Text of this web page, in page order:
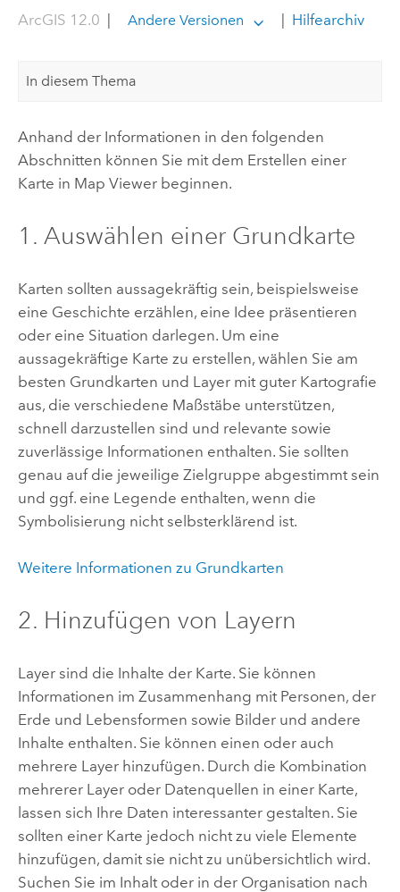
ArcGIS 12.0 Andere Versionen Hilfearchiv
In diesem Thema
Anhand der Informationen in den folgenden
Abschnitten können Sie mit dem Erstellen einer
Karte in Map Viewerbeginnen.
1. Auswählen einer Grundkarte
Karten sollten aussagekräftig sein, beispielsweise
eine Geschichte erzählen, eine Idee präsentieren
oder eine Situation darlegen. Um eine
aussagekräftige Karte zu erstellen, wählen Sie am
besten Grundkarten und Layer mit guter Kartografie
aus, die verschiedene Maßstäbe unterstützen,
schnell darzustellen sind und relevante sowie
zuverlässige Informationen enthalten. Sie sollten
genau auf die jeweilige Zielgruppe abgestimmt sein
und ggf. eine Legende enthalten, wenn die
Symbolisierung nicht selbsterklärend ist.
Weitere Informationen zu Grundkarten
2. Hinzufügen von Layern
Layer sind die Inhalte der Karte. Sie können
Informationen im Zusammenhang mit Personen, der
Erde und Lebensformen sowie Bilder und andere
Inhalte enthalten. Sie können einen oder auch
mehrere Layer hinzufügen. Durch die Kombination
mehrerer Layer oder Datenquellen in einer Karte,
lassen sich Ihre Daten interessanter gestalten. Sie
sollten einer Karte jedoch nicht zu viele Elemente
hinzufügen, damit sie nicht zu unübersichtlich wird.
Suchen Sie im Inhalt oder in der Organisation nach